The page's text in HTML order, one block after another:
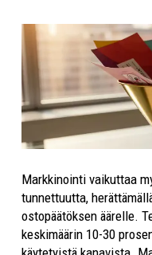
Markkinointi vaikuttaa
tunnettuutta,
ostopäätöksen äärelle.
keskimäärin 10-30